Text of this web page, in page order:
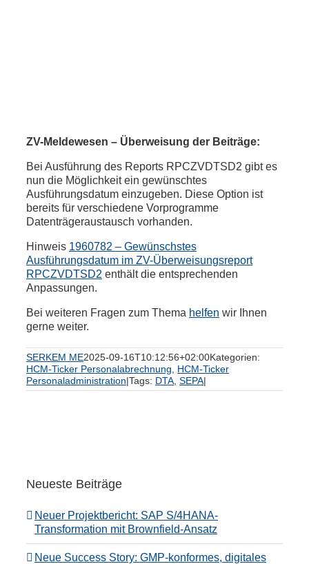
ZV-Meldewesen – Überweisung der Beiträge:
Bei Ausführung des Reports RPCZVDTSD2 gibt es
nun die Möglichkeit ein gewünschtes
Ausführungsdatum einzugeben. Diese Option ist
bereits für verschiedene Vorprogramme
Datenträgeraustausch vorhanden.
Hinweis 1960782 – Gewünschstes
Ausführungsdatum im ZV-Überweisungsreport
RPCZVDTSD2 enthält die entsprechenden
Anpassungen.
Bei weiteren Fragen zum Thema helfen wir Ihnen
gerne weiter.
SERKEM ME2025-09-16T10:12:56+02:00Kategorien:
HCM-Ticker Personalabrechnung
HCM-Ticker
Personaladministration|Tags: DTA SEPA|
Neueste Beiträge
Neuer Projektbericht: SAP S/4HANA-
Transformation mit Brownfield-Ansatz
Neue Success Story: GMP-konformes, digitales